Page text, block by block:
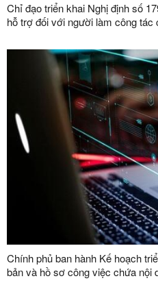
Chỉ đạo triển khai Nghị định số
hỗ trợ đối với người làm công
Chính phủ ban hành Kế hoạch
bản và hồ sơ công việc chứa nội